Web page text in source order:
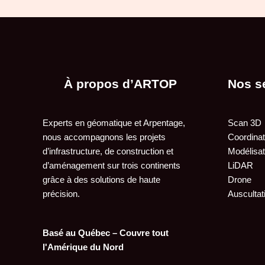
À propos d’ARTOP
Experts en géomatique et Arpentage,
nous accompagnons les projets
d’infrastructure, de construction et
d’aménagement sur trois continents
grâce à des solutions de haute
précision.
Basé au Québec – Couvre tout
l'Amérique du Nord
Nos
Scan 3D
LiDAR
Drone